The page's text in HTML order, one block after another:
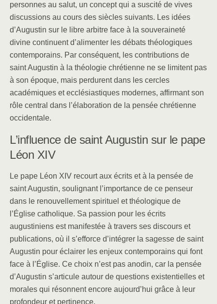
personnes au salut, un concept qui a suscité de vives
discussions au cours des siècles suivants. Les idées
d’Augustin sur le libre arbitre face à la souveraineté
divine continuent d’alimenter les débats théologiques
contemporains. Par conséquent, les contributions de
saint Augustin à la théologie chrétienne ne se limitent pas
à son époque, mais perdurent dans les cercles
académiques et ecclésiastiques modernes, affirmant son
rôle central dans l’élaboration de la pensée chrétienne
occidentale.
L’influence de saint Augustin sur le pape
Léon XIV
Le pape Léon XIV recourt aux écrits et à la pensée de
saint Augustin, soulignant l’importance de ce penseur
dans le renouvellement spirituel et théologique de
l’Église catholique. Sa passion pour les écrits
augustiniens est manifestée à travers ses discours et
publications, où il s’efforce d’intégrer la sagesse de saint
Augustin pour éclairer les enjeux contemporains qui font
face à l’Église. Ce choix n’est pas anodin, car la pensée
d’Augustin s’articule autour de questions existentielles et
morales qui résonnent encore aujourd’hui grâce à leur
profondeur et pertinence.